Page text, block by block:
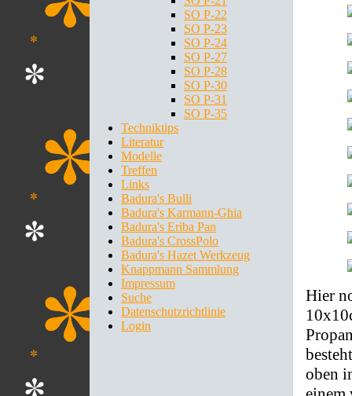
SO P-22
SO P-23
SO P-24
SO P-27
SO P-28
SO P-30
SO P-31
SO P-35
Techniktips
Literatur
Modelle
Treffen
Links
Badura's Bulli
Badura's Karmann-Ghia
Badura's Eriba Pan
Badura's CrossPolo
Badura's Hazet Werkzeug
Knappmann Sammlung
Impressum
Suche
Datenschutzrichtlinie
Login
Hier
oben